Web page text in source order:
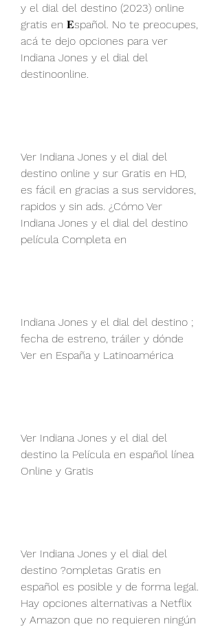
y el dial del destino (2023) online
gratis en 𝐄spañol. No te preocupes,
acá te dejo opciones para ver
Indiana Jones y el dial del
destinoonline.
Ver Indiana Jones y el dial del
destino online y sur Gratis en HD,
es fácil en gracias a sus servidores,
rapidos y sin ads. ¿Cómo Ver
Indiana Jones y el dial del destino
película Completa en
Indiana Jones y el dial del destino ;
fecha de estreno, tráiler y dónde
Ver en España y Latinoamérica
Ver Indiana Jones y el dial del
destino la Película en español línea
Online y Gratis
Ver Indiana Jones y el dial del
destino ?ompletas Gratis en
español es posible y de forma legal.
Hay opciones alternativas a Netflix
y Amazon que no requieren ningún